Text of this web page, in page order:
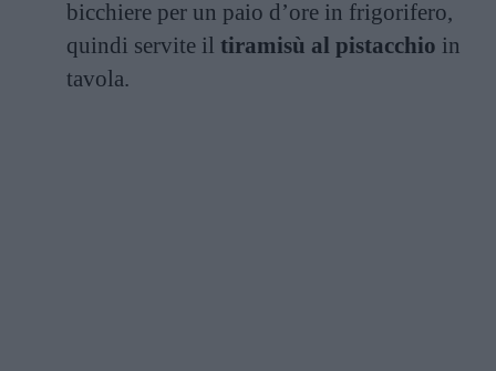
bicchiere per un paio d’ore in frigorifero,
quindi servite il tiramisù al pistacchio in
tavola.